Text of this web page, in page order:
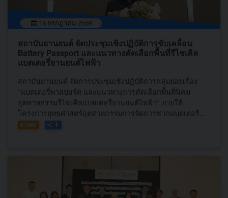
16 กรกฎาคม 2569
สถาบันยานยนต์ จัดประชุมเชิงปฏิบัติการขับเคลื่อน
Battery Passport และแนวทางคัดเลือกพื้นที่รีไซเคิล
แบตเตอรี่ยานยนต์ไฟฟ้า
สถาบันยานยนต์ จัดการประชุมเชิงปฏิบัติการกลุ่มย่อยเรื่อง
"แบตเตอรี่พาสปอร์ต และแนวทางการคัดเลือกพื้นที่นิคม
อุตสาหกรรมรีไซเคิลแบตเตอรี่ยานยนต์ไฟฟ้า" ภายใต้
โครงการยุทธศาสตร์อุตสาหกรรมการจัดการซากแบตเตอรี...
อ่านต่อ